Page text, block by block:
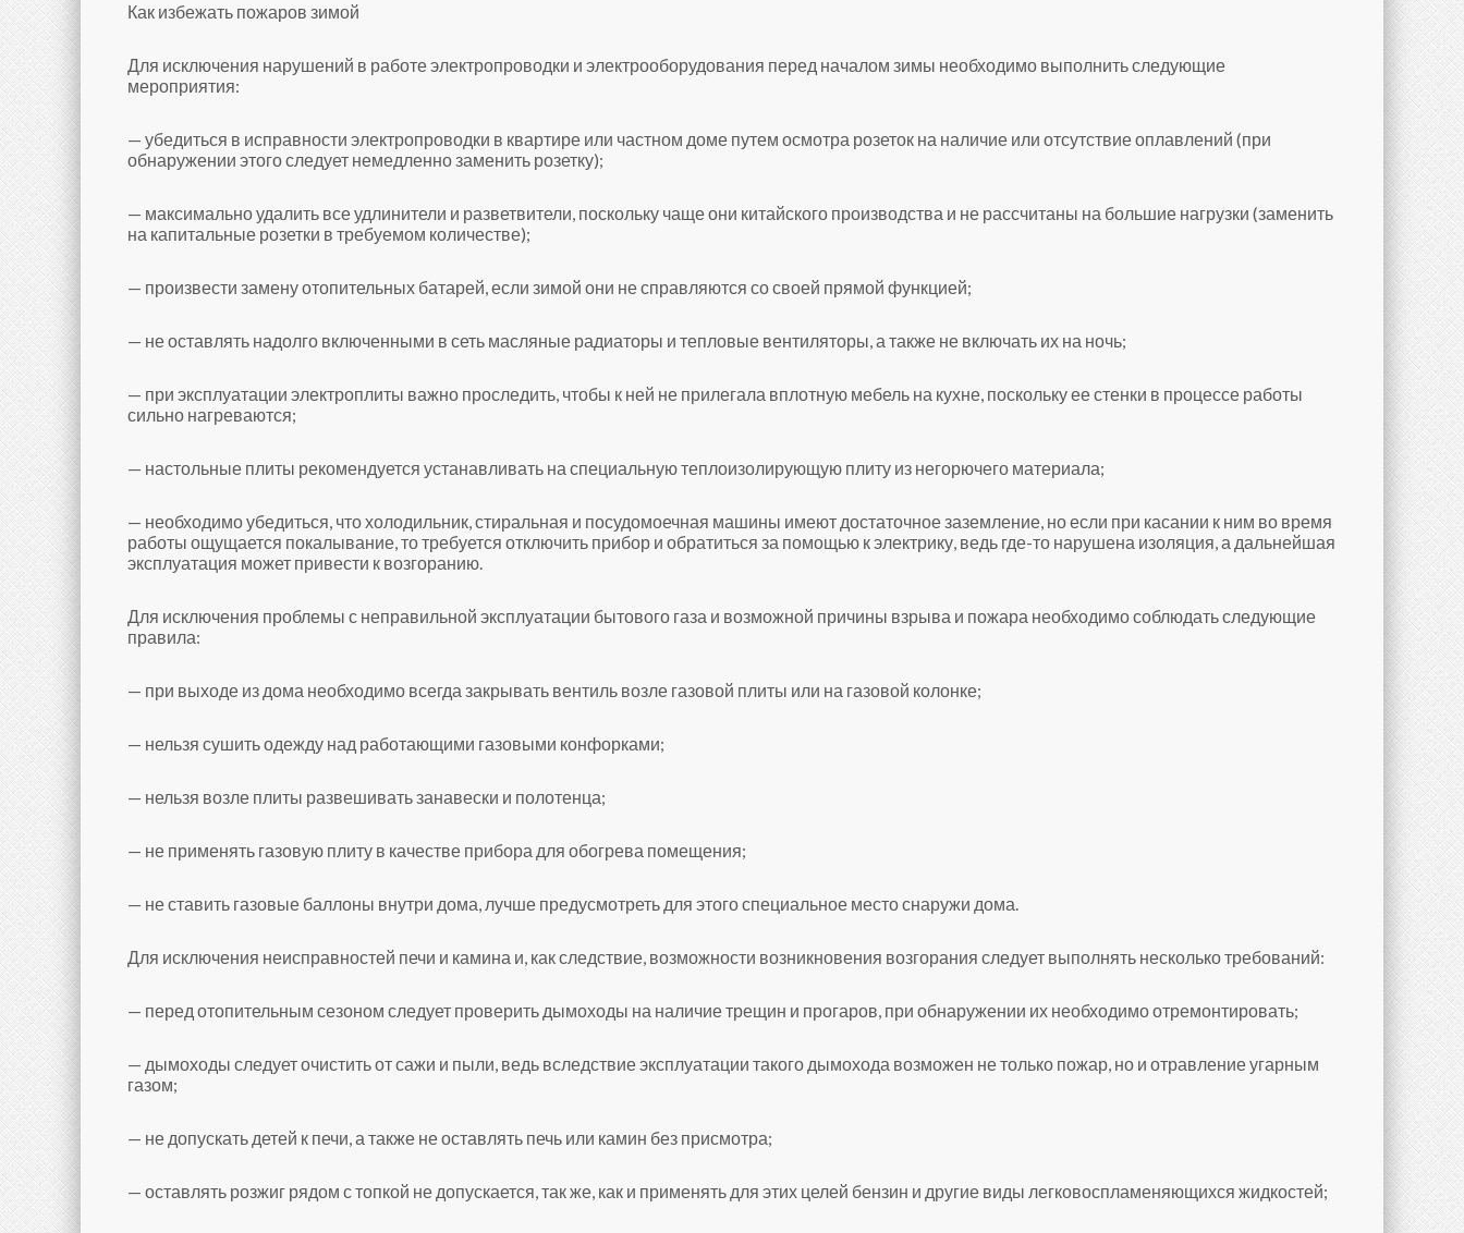
Как избежать пожаров зимой
Для исключения нарушений в работе электропроводки и электрооборудования перед началом зимы необходимо выполнить следующие
мероприятия:
— убедиться в исправности электропроводки в квартире или частном доме путем осмотра розеток на наличие или отсутствие оплавлений (при
обнаружении этого следует немедленно заменить розетку);
— максимально удалить все удлинители и разветвители, поскольку чаще они китайского производства и не рассчитаны на большие нагрузки (заменить
на капитальные розетки в требуемом количестве);
— произвести замену отопительных батарей, если зимой они не справляются со своей прямой функцией;
— не оставлять надолго включенными в сеть масляные радиаторы и тепловые вентиляторы, а также не включать их на ночь;
— при эксплуатации электроплиты важно проследить, чтобы к ней не прилегала вплотную мебель на кухне, поскольку ее стенки в процессе работы
сильно нагреваются;
— настольные плиты рекомендуется устанавливать на специальную теплоизолирующую плиту из негорючего материала;
— необходимо убедиться, что холодильник, стиральная и посудомоечная машины имеют достаточное заземление, но если при касании к ним во время
работы ощущается покалывание, то требуется отключить прибор и обратиться за помощью к электрику, ведь где-то нарушена изоляция, а дальнейшая
эксплуатация может привести к возгоранию.
Для исключения проблемы с неправильной эксплуатации бытового газа и возможной причины взрыва и пожара необходимо соблюдать следующие
правила:
— при выходе из дома необходимо всегда закрывать вентиль возле газовой плиты или на газовой колонке;
— нельзя сушить одежду над работающими газовыми конфорками;
— нельзя возле плиты развешивать занавески и полотенца;
— не применять газовую плиту в качестве прибора для обогрева помещения;
— не ставить газовые баллоны внутри дома, лучше предусмотреть для этого специальное место снаружи дома.
Для исключения неисправностей печи и камина и, как следствие, возможности возникновения возгорания следует выполнять несколько требований:
— перед отопительным сезоном следует проверить дымоходы на наличие трещин и прогаров, при обнаружении их необходимо отремонтировать;
— дымоходы следует очистить от сажи и пыли, ведь вследствие эксплуатации такого дымохода возможен не только пожар, но и отравление угарным
газом;
— не допускать детей к печи, а также не оставлять печь или камин без присмотра;
— оставлять розжиг рядом с топкой не допускается, так же, как и применять для этих целей бензин и другие виды легковоспламеняющихся жидкостей;